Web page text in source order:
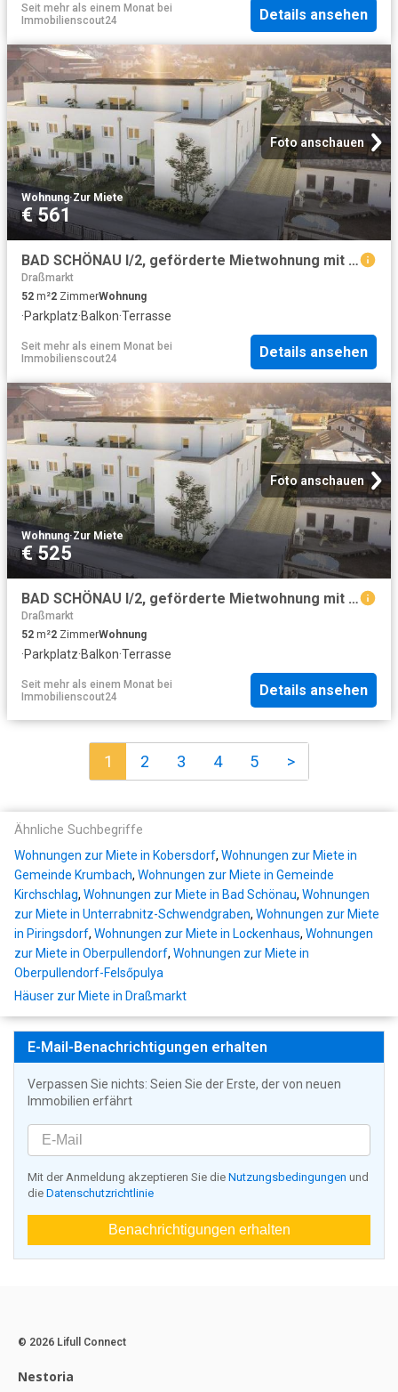
Seit mehr als einem Monat bei
Immobilienscout24
Details ansehen
Foto anschauen
Wohnung·Zur Miete
€ 561
BAD SCHÖNAU I/2, geförderte Mietwohnung mit Kaufoption, Wohnung 7, 1100/00035582/00001207
Draßmarkt
52 m²2 ZimmerWohnung
·Parkplatz·Balkon·Terrasse
Seit mehr als einem Monat bei
Immobilienscout24
Details ansehen
Foto anschauen
Wohnung·Zur Miete
€ 525
BAD SCHÖNAU I/2, geförderte Mietwohnung mit Kaufoption, Wohnung 11, 1100/00035582/00001211
Draßmarkt
52 m²2 ZimmerWohnung
·Parkplatz·Balkon·Terrasse
Seit mehr als einem Monat bei
Immobilienscout24
Details ansehen
1 2 3 4 5 >
Ähnliche Suchbegriffe
Wohnungen zur Miete in Kobersdorf, Wohnungen zur Miete in
Gemeinde Krumbach, Wohnungen zur Miete in Gemeinde
Kirchschlag, Wohnungen zur Miete in Bad Schönau, Wohnungen
zur Miete in Unterrabnitz-Schwendgraben, Wohnungen zur Miete
in Piringsdorf, Wohnungen zur Miete in Lockenhaus, Wohnungen
zur Miete in Oberpullendorf, Wohnungen zur Miete in
Oberpullendorf-Felsőpulya
Häuser zur Miete in Draßmarkt
E-Mail-Benachrichtigungen erhalten
Verpassen Sie nichts: Seien Sie der Erste, der von neuen
Immobilien erfährt
Mit der Anmeldung akzeptieren Sie die Nutzungsbedingungen und
die Datenschutzrichtlinie
Benachrichtigungen erhalten
© 2026 Lifull Connect
Nestoria